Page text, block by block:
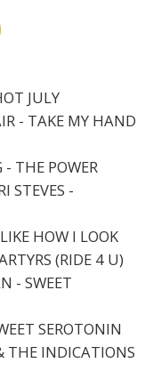
JULY
- TAKE MY HAND
THE POWER
STEVES -
HOW I LOOK
(RIDE 4 U)
- SWEET
SEROTONIN
THE INDICATIONS